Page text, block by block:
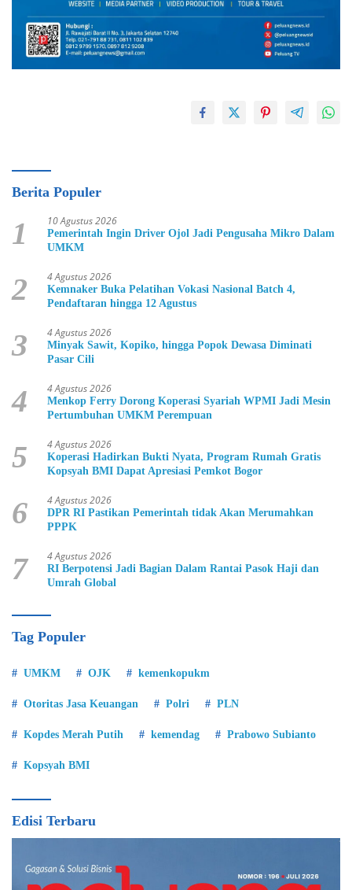
Berita Populer
1 10 Agustus 2026
Pemerintah Ingin Driver Ojol Jadi Pengusaha Mikro Dalam
UMKM
2 4 Agustus 2026
Kemnaker Buka Pelatihan Vokasi Nasional Batch 4,
Pendaftaran hingga 12 Agustus
3 4 Agustus 2026
Minyak Sawit, Kopiko, hingga Popok Dewasa Diminati
Pasar Cili
4 4 Agustus 2026
Menkop Ferry Dorong Koperasi Syariah WPMI Jadi Mesin
Pertumbuhan UMKM Perempuan
5 4 Agustus 2026
Koperasi Hadirkan Bukti Nyata, Program Rumah Gratis
Kopsyah BMI Dapat Apresiasi Pemkot Bogor
6 4 Agustus 2026
DPR RI Pastikan Pemerintah tidak Akan Merumahkan
PPPK
7 4 Agustus 2026
RI Berpotensi Jadi Bagian Dalam Rantai Pasok Haji dan
Umrah Global
Tag Populer
UMKM OJK kemenkopukm
Otoritas Jasa Keuangan Polri PLN
Kopdes Merah Putih kemendag Prabowo Subianto
Kopsyah BMI
Edisi Terbaru